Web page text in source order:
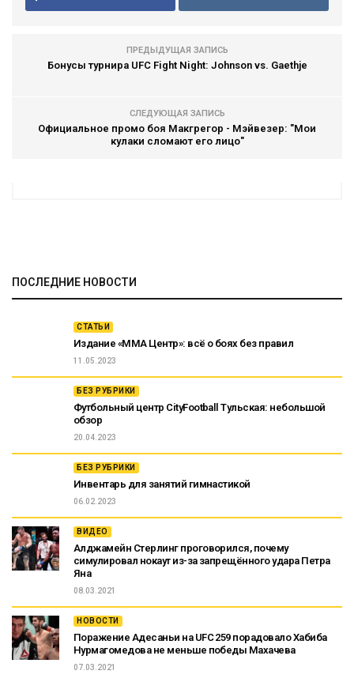
ПРЕДЫДУЩАЯ ЗАПИСЬ
Бонусы турнира UFC Fight Night: Johnson vs. Gaethje
СЛЕДУЮЩАЯ ЗАПИСЬ
Официальное промо боя Макгрегор - Мэйвезер: "Мои
кулаки сломают его лицо"
ПОСЛЕДНИЕ НОВОСТИ
СТАТЬИ
Издание «ММА Центр»: всё о боях без правил
11.05.2023
БЕЗ РУБРИКИ
Футбольный центр CityFootball Тульская: небольшой
обзор
20.04.2023
БЕЗ РУБРИКИ
Инвентарь для занятий гимнастикой
06.02.2023
ВИДЕО
Алджамейн Стерлинг проговорился, почему
симулировал нокаут из-за запрещённого удара Петра
Яна
08.03.2021
НОВОСТИ
Поражение Адесаньи на UFC 259 порадовало Хабиба
Нурмагомедова не меньше победы Махачева
07.03.2021